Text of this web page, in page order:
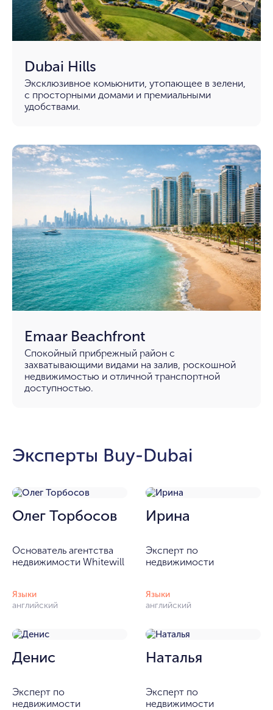
Dubai Hills
Эксклюзивное комьюнити, утопающее в зелени,
с просторными домами и премиальными
удобствами.
Emaar Beachfront
Спокойный прибрежный район с
захватывающими видами на залив, роскошной
недвижимостью и отличной транспортной
доступностью.
Эксперты Buy-Dubai
Олег Торбосов
Основатель агентства
недвижимости Whitewill
Языки
английский
Ирина
Эксперт по
недвижимости
Языки
английский
Денис
Эксперт по
недвижимости
Наталья
Эксперт по
недвижимости